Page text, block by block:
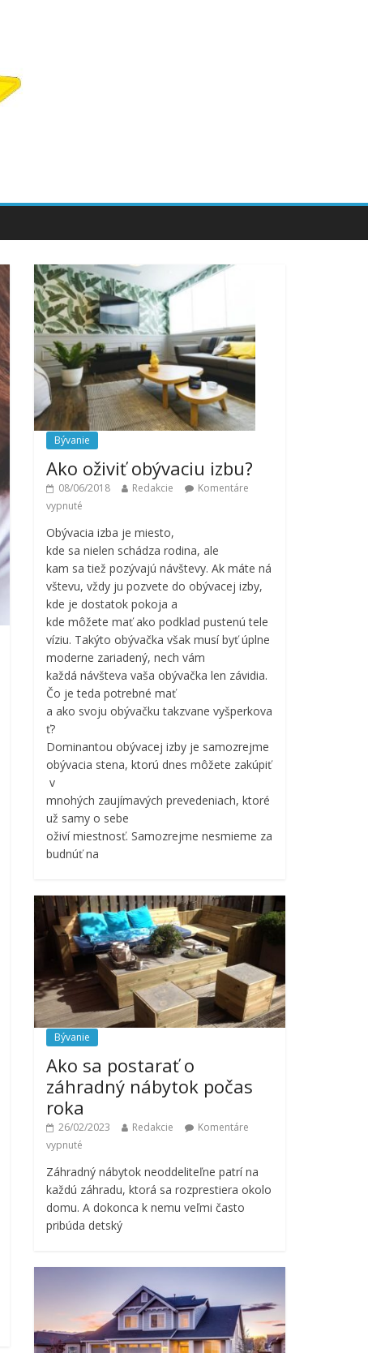
Bývanie
Ako oživiť obývaciu izbu?
08/06/2018 Redakcie
Komentáre
vypnuté
Obývacia izba je miesto,
kde sa nielen schádza rodina, ale
kam sa tiež pozývajú návštevy. Ak máte ná
vštevu, vždy ju pozvete do obývacej izby,
kde je dostatok pokoja a
kde môžete mať ako podklad pustenú tele
víziu. Takýto obývačka však musí byť úplne
moderne zariadený, nech vám
každá návšteva vaša obývačka len závidia.
Čo je teda potrebné mať
a ako svoju obývačku takzvane vyšperkova
ť?
Dominantou obývacej izby je samozrejme
obývacia stena, ktorú dnes môžete zakúpiť
v
mnohých zaujímavých prevedeniach, ktoré
už samy o sebe
oživí miestnosť. Samozrejme nesmieme za
budnúť na
Bývanie
Ako sa postarať o
záhradný nábytok počas
roka
26/02/2023 Redakcie
Komentáre
vypnuté
Záhradný nábytok neoddeliteľne patrí na
každú záhradu, ktorá sa rozprestiera okolo
domu. A dokonca k nemu veľmi často
pribúda detský